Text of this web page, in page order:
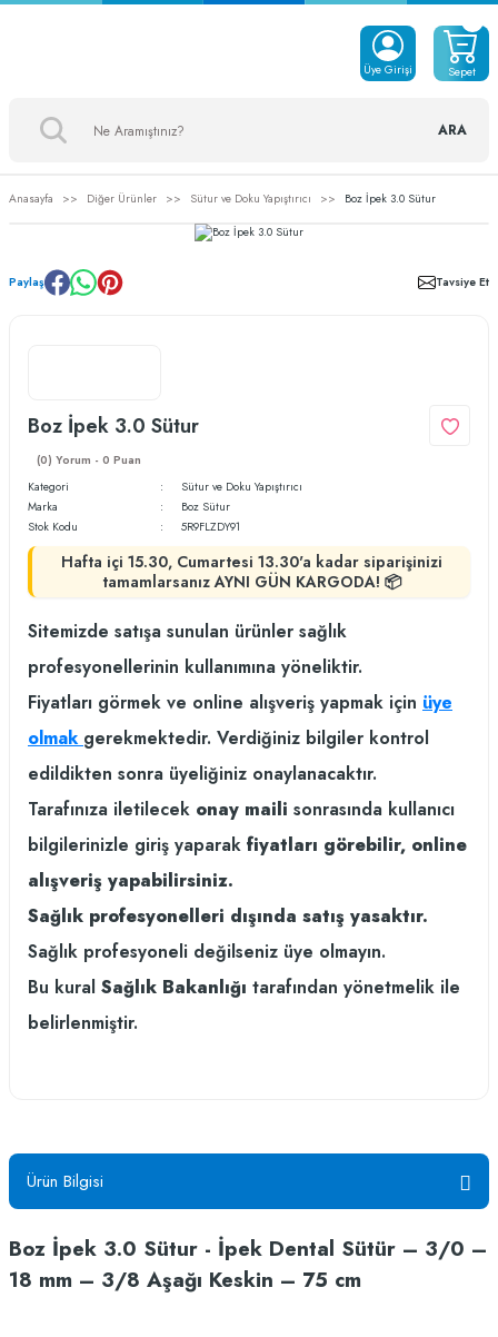
ARA
Üye Girişi Sepet
Anasayfa Diğer Ürünler Sütur ve Doku Yapıştırıcı Boz İpek 3.0 Sütur
Paylaş Tavsiye Et
Boz İpek 3.0 Sütur
(0) Yorum - 0 Puan
Kategori
Sütur ve Doku Yapıştırıcı
Marka
Boz Sütur
Stok Kodu
5R9FLZDY91
Hafta içi 15.30, Cumartesi 13.30'a kadar siparişinizi
tamamlarsanız AYNI GÜN KARGODA! 📦
Sitemizde satışa sunulan ürünler sağlık
profesyonellerinin kullanımına yöneliktir.
Fiyatları görmek ve online alışveriş yapmak için üye
olmak gerekmektedir. Verdiğiniz bilgiler kontrol
edildikten sonra üyeliğiniz onaylanacaktır.
Tarafınıza iletilecek onay maili sonrasında kullanıcı
bilgilerinizle giriş yaparak fiyatları görebilir, online
alışveriş yapabilirsiniz.
Sağlık profesyonelleri dışında satış yasaktır.
Sağlık profesyoneli değilseniz üye olmayın.
Bu kural Sağlık Bakanlığı tarafından yönetmelik ile
belirlenmiştir.
Ürün Bilgisi
Boz İpek 3.0 Sütur - İpek Dental Sütür – 3/0 –
18 mm – 3/8 Aşağı Keskin – 75 cm